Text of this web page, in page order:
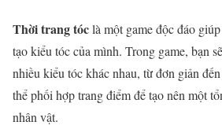
Thời trang tóclà một game độc đáo
tạo kiểu tóc của mình. Trong game, bạn
nhiều kiểu tóc khác nhau, từ đơn giản
thể phối hợp trang điểm để tạo nên một
nhân vật.